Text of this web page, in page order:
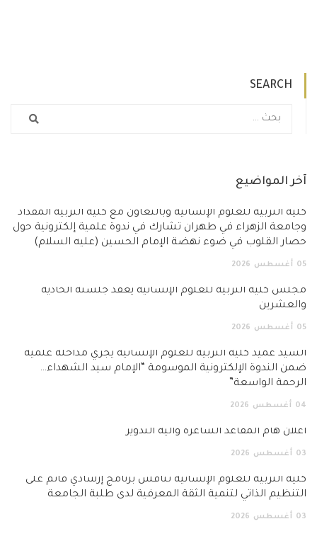
SEARCH
آخر المواضيع
كلية التربية للعلوم الإنسانية وبالتعاون مع كلية التربية المقداد
وجامعة الزهراء في طهران تشارك في ندوة علمية إلكترونية حول
حصار القلوب في ضوء نهضة الإمام الحسين (عليه السلام)
05 أغسطس 2026
مجلس كلية التربية للعلوم الإنسانية يعقد جلسته الحادية
والعشرين
05 أغسطس 2026
السيد عميد كلية التربية للعلوم الإنسانية يجري مداخلة علمية
ضمن الندوة الإلكترونية الموسومة “الإمام سيد الشهداء…
الرحمة الواسعة”
04 أغسطس 2026
اعلان هام المقاعد الشاغرة وآلية التدوير
03 أغسطس 2026
كلية التربية للعلوم الإنسانية تناقش برنامج إرشادي قائم على
التنظيم الذاتي لتنمية الثقة المعرفية لدى طلبة الجامعة
03 أغسطس 2026